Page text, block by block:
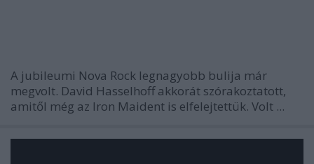
A jubileumi Nova Rock legnagyobb bulija már
megvolt. David Hasselhoff akkorát szórakoztatott,
amitől még az Iron Maident is elfelejtettük. Volt ...